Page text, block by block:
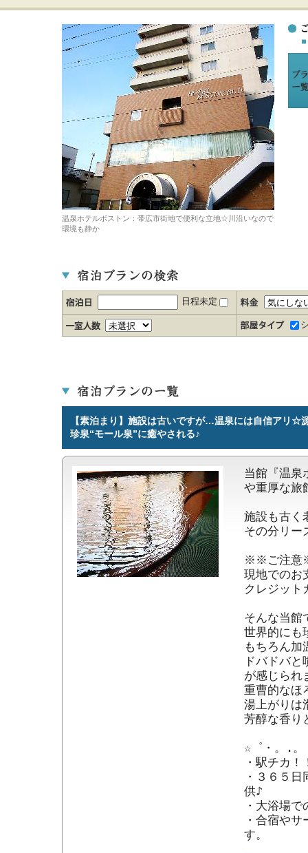
温泉ホテルボストン：帯広市街地で便利な立地☆川沿いなので
環境も静か
日程未定
【素泊まり】施設は古いですが…温泉には自信アリ☆
珍泉“モール泉”に癒やされる♪
当館『温泉
や重厚な旅
施設も古く
その分リー
※※ご注
現地でのお
クレジット
そんな当館
世界的にも
もちろん加
ドバドバ
が感じられ
重曹的なほ
湯上がりは
芳醇な香り
☆゜・。.。
・駅チカ
・３６５
供♪
・大浴場
・合宿や
す。